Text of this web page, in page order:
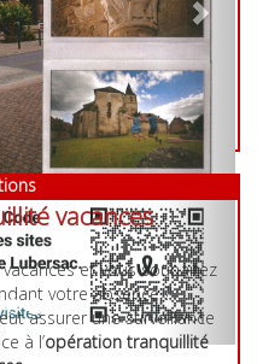
vacances
et vous souhaitez
votre absence ?
assurer une surveillance
à l’opération tranquillité